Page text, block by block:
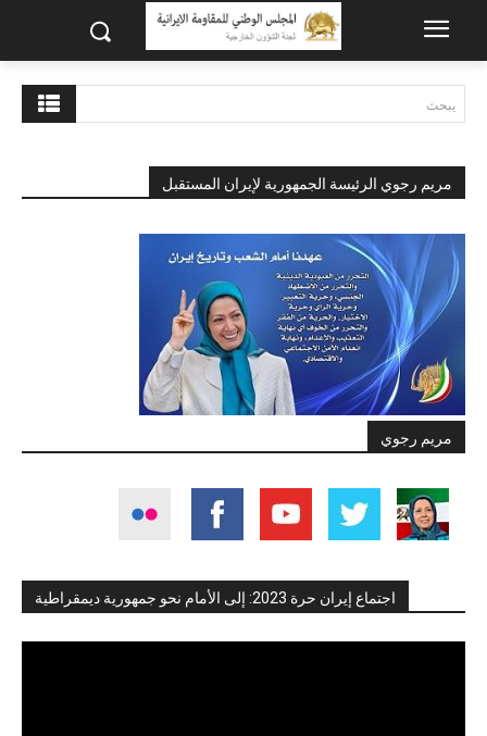
يبحث
مريم رجوي الرئيسة الجمهورية لإيران المستقبل
مريم رجوي
اجتماع إيران حرة 2023: إلى الأمام نحو جمهورية ديمقراطية